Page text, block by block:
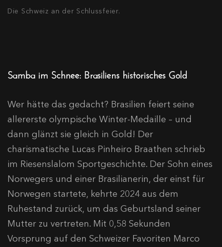
Die Schweiz an der Schlussfeier.
Samba im Schnee: Brasiliens historisches Gold
Wer hätte das gedacht? Brasilien feiert seine
allererste olympische Winter-Medaille – und
dann glänzt sie gleich in Gold! Der
charismatische Lucas Pinheiro Braathen schrieb
im Riesenslalom Sportgeschichte. Der Sohn eines
Norwegers und einer Brasilianerin, der einst für
Norwegen startete, kehrte 2024 aus dem
Ruhestand zurück, um das Geburtsland seiner
Mutter zu vertreten. Mit 0,58 Sekunden
Vorsprung auf den Schweizer Favoriten Marco